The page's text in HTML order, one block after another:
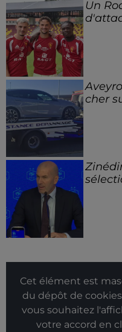
Un
cher
Cet élément est
du dépôt de
vous souhaitez
votre accord en